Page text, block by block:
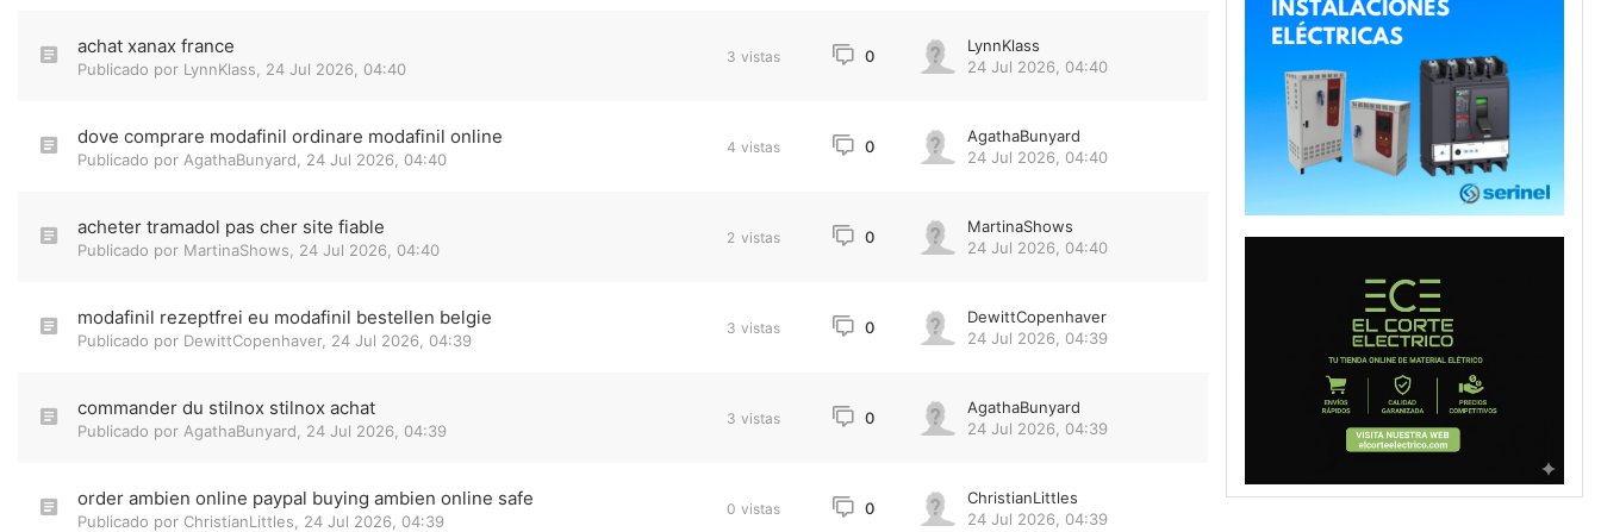
achat xanax france
Publicado por LynnKlass 24 Jul 2026, 04:40
3 vistas 0
LynnKlass
24 Jul 2026, 04:40
dove comprare modafinil ordinare modafinil online
Publicado por AgathaBunyard 24 Jul 2026, 04:40
4 vistas 0
AgathaBunyard
24 Jul 2026, 04:40
acheter tramadol pas cher site fiable
Publicado por MartinaShows 24 Jul 2026, 04:40
2 vistas 0
MartinaShows
24 Jul 2026, 04:40
modafinil rezeptfrei eu modafinil bestellen belgie
Publicado por DewittCopenhaver, 24 Jul 2026, 04:39
3 vistas 0
DewittCopenhaver
24 Jul 2026, 04:39
commander du stilnox stilnox achat
Publicado por AgathaBunyard 24 Jul 2026, 04:39
3 vistas 0
AgathaBunyard
24 Jul 2026, 04:39
order ambien online paypal buying ambien online safe
Publicado por ChristianLittles 24 Jul 2026, 04:39
0 vistas 0
ChristianLittles
24 Jul 2026, 04:39